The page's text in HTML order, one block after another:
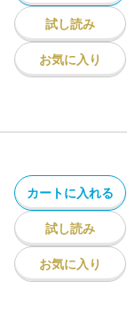
試し読み
お気に入り
カートに入れる
試し読み
お気に入り